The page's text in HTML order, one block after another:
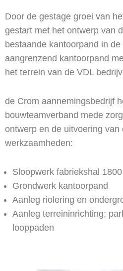
Door de gestage groei van
gestart met het ontwerp van
bestaande kantoorpand in
aangrenzend kantoorpand
het terrein van de VDL
de Crom aannemingsbedrijf
bouwteamverband mede
ontwerp en de uitvoering van
werkzaamheden:
Sloopwerk fabriekshal 1800
Grondwerk kantoorpand
Aanleg riolering en
Aanleg terreininrichting;
looppaden